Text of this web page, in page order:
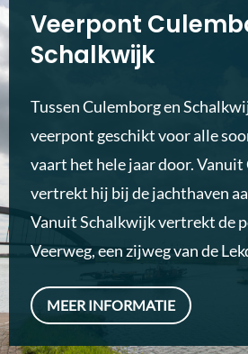
Veerpont
Schalkwijk
Tussen Culemborg en
veerpont geschikt voor alle
vaart het hele jaar door.
vertrekt hij bij de jachthaven
Vanuit Schalkwijk vertrekt de
Veerweg, een zijweg van de
MEER INFORMATIE